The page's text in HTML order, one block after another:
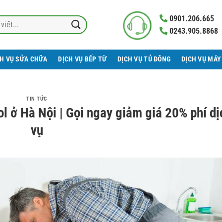
0901.206.665
0243.905.8868
VỤ SỬA CHỮA DỊCH VỤ BẾP TỪ DỊCH VỤ TỦ ĐÔNG DỊCH VỤ
TIN TỨC
ở Hà Nội | Gọi ngay giảm giá 20% phí
vụ